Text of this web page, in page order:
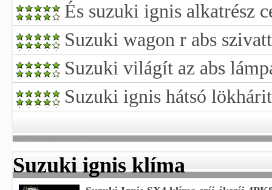
És suzuki ignis alkatrész
Suzuki wagon r abs
Suzuki világít az abs
Suzuki ignis hátsó
Suzuki ignis klíma